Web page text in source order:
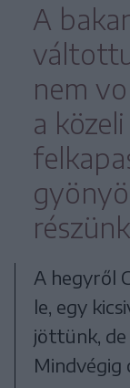
A
nem
a
A hegyről
le, egy
jöttünk,
Mindvégig